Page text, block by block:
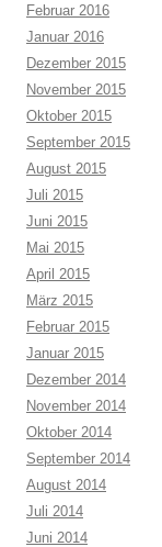
Februar 2016
Januar 2016
Dezember 2015
November 2015
Oktober 2015
September 2015
August 2015
Juli 2015
Juni 2015
Mai 2015
April 2015
März 2015
Februar 2015
Januar 2015
Dezember 2014
November 2014
Oktober 2014
September 2014
August 2014
Juli 2014
Juni 2014